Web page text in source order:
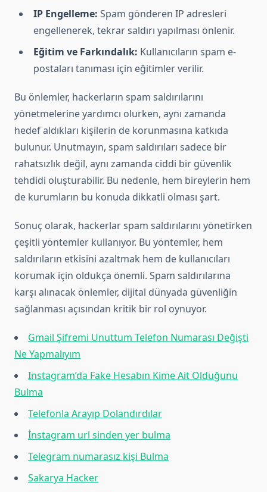
IP Engelleme: Spam gönderen IP adresleri
engellenerek, tekrar saldırı yapılması önlenir.
Eğitim ve Farkındalık: Kullanıcıların spam e-
postaları tanıması için eğitimler verilir.
Bu önlemler, hackerların spam saldırılarını
yönetmelerine yardımcı olurken, aynı zamanda
hedef aldıkları kişilerin de korunmasına katkıda
bulunur. Unutmayın, spam saldırıları sadece bir
rahatsızlık değil, aynı zamanda ciddi bir güvenlik
tehdidi oluşturabilir. Bu nedenle, hem bireylerin hem
de kurumların bu konuda dikkatli olması şart.
Sonuç olarak, hackerlar spam saldırılarını yönetirken
çeşitli yöntemler kullanıyor. Bu yöntemler, hem
saldırıların etkisini azaltmak hem de kullanıcıları
korumak için oldukça önemli. Spam saldırılarına
karşı alınacak önlemler, dijital dünyada güvenliğin
sağlanması açısından kritik bir rol oynuyor.
Gmail Şifremi Unuttum Telefon Numarası Değişti
Ne Yapmalıyım
Instagram’da Fake Hesabın Kime Ait Olduğunu
Bulma
Telefonla Arayıp Dolandırdılar
İnstagram url sinden yer bulma
Telegram numarasız kişi Bulma
Sakarya Hacker